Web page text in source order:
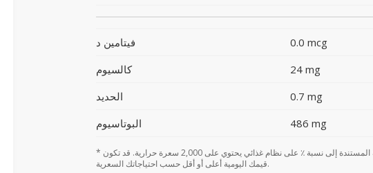
فيتامين د 0.0 mcg
كالسيوم
24 mg
الحديد
0.7 mg
البوتاسيوم
486 mg
* تعتمد القيم اليومية المستندة إلى نسبة ٪ على نظام غذائي يحتوي على 2,000 سعرة حرارية. قد تكون
قيمك اليومية أعلى أو أقل حسب احتياجاتك السعرية.